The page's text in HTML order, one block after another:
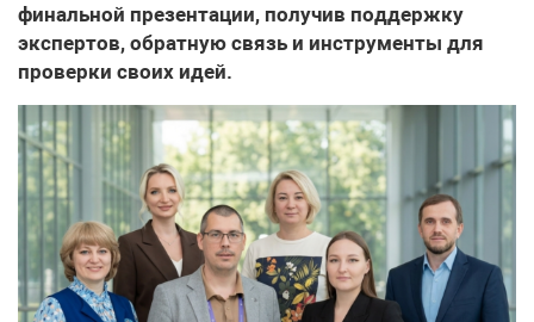
финальной презентации, получив поддержку
экспертов, обратную связь и инструменты для
проверки своих идей.